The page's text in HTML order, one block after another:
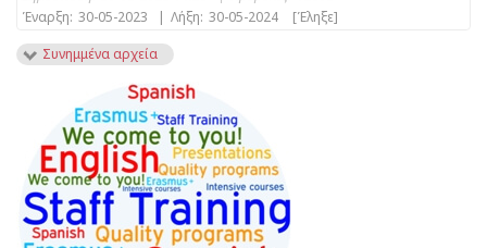
Έναρξη: 30-05-2023 | Λήξη: 30-05-2024
[Έληξε]
Συνημμένα αρχεία